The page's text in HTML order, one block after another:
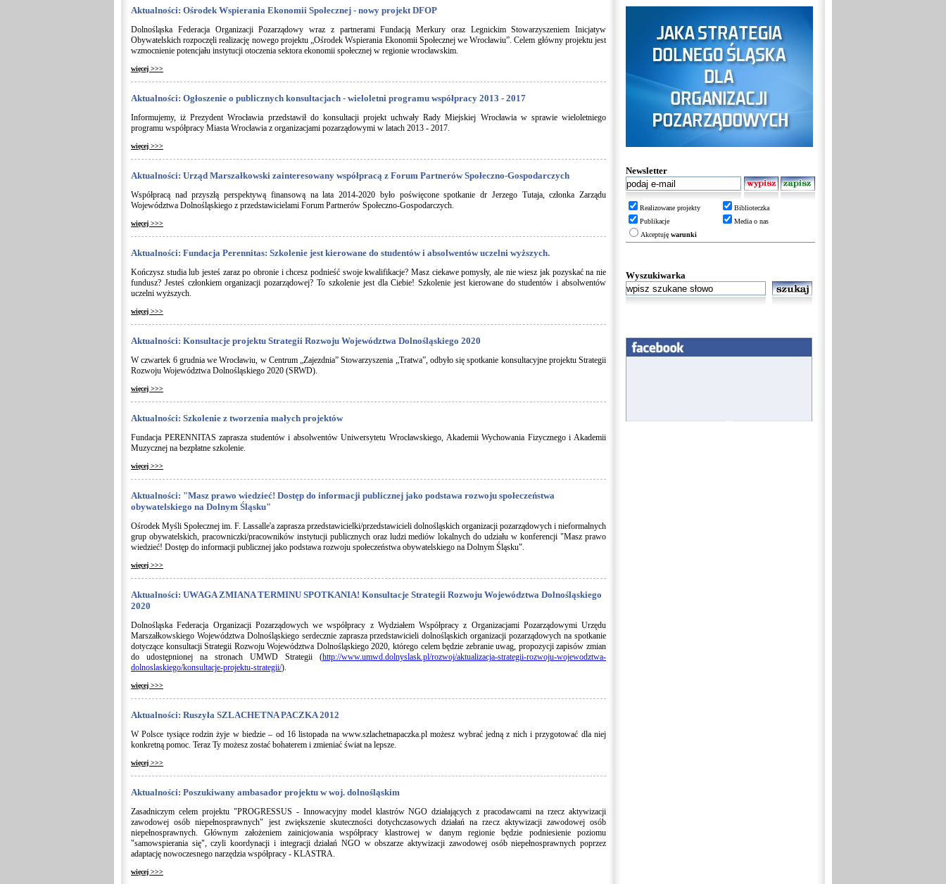
Aktualności: Ośrodek Wspierania Ekonomii Społecznej - nowy projekt DFOP
Dolnośląska Federacja Organizacji Pozarządowy wraz z partnerami Fundacją Merkury oraz Legnickim Stowarzyszeniem Inicjatyw
Obywatelskich rozpoczęli realizację nowego projektu „Ośrodek Wspierania Ekonomii Społecznej we Wrocławiu”. Celem główny projektu jest
wzmocnienie potencjału instytucji otoczenia sektora ekonomii społecznej w regionie wrocławskim.
więcej >>>
Aktualności: Ogłoszenie o publicznych konsultacjach - wieloletni programu współpracy 2013 - 2017
Informujemy, iż Prezydent Wrocławia przedstawił do konsultacji projekt uchwały Rady Miejskiej Wrocławia w sprawie wieloletniego
programu współpracy Miasta Wrocławia z organizacjami pozarządowymi w latach 2013 - 2017.
więcej >>>
Aktualności: Urząd Marszałkowski zainteresowany współpracą z Forum Partnerów Społeczno-Gospodarczych
Współpracą nad przyszłą perspektywą finansową na lata 2014-2020 było poświęcone spotkanie dr Jerzego Tutaja, członka Zarządu
Województwa Dolnośląskiego z przedstawicielami Forum Partnerów Społeczno-Gospodarczych.
więcej >>>
Aktualności: Fundacja Perennitas: Szkolenie jest kierowane do studentów i absolwentów uczelni wyższych.
Kończysz studia lub jesteś zaraz po obronie i chcesz podnieść swoje kwalifikacje? Masz ciekawe pomysły, ale nie wiesz jak pozyskać na nie
fundusz? Jesteś członkiem organizacji pozarządowej? To szkolenie jest dla Ciebie! Szkolenie jest kierowane do studentów i absolwentów
uczelni wyższych.
więcej >>>
Aktualności: Konsultacje projektu Strategii Rozwoju Województwa Dolnośląskiego 2020
W czwartek 6 grudnia we Wrocławiu, w Centrum „Zajezdnia” Stowarzyszenia „Tratwa”, odbyło się spotkanie konsultacyjne projektu Strategii
Rozwoju Województwa Dolnośląskiego 2020 (SRWD).
więcej >>>
Aktualności: Szkolenie z tworzenia małych projektów
Fundacja PERENNITAS zaprasza studentów i absolwentów Uniwersytetu Wrocławskiego, Akademii Wychowania Fizycznego i Akademii
Muzycznej na bezpłatne szkolenie.
więcej >>>
Aktualności: "Masz prawo wiedzieć! Dostęp do informacji publicznej jako podstawa rozwoju społeczeństwa
obywatelskiego na Dolnym Śląsku"
Ośrodek Myśli Społecznej im. F. Lassalle'a zaprasza przedstawicielki/przedstawicieli dolnośląskich organizacji pozarządowych i nieformalnych
grup obywatelskich, pracowniczki/pracowników instytucji publicznych oraz ludzi mediów lokalnych do udziału w konferencji "Masz prawo
wiedzieć! Dostęp do informacji publicznej jako podstawa rozwoju społeczeństwa obywatelskiego na Dolnym Śląsku".
więcej >>>
Aktualności: UWAGA ZMIANA TERMINU SPOTKANIA! Konsultacje Strategii Rozwoju Województwa Dolnośląskiego
2020
Dolnośląska Federacja Organizacji Pozarządowych we współpracy z Wydziałem Współpracy z Organizacjami Pozarządowymi Urzędu
Marszałkowskiego Województwa Dolnośląskiego serdecznie zaprasza przedstawicieli dolnośląskich organizacji pozarządowych na spotkanie
dotyczące konsultacji Strategii Rozwoju Województwa Dolnośląskiego 2020, którego celem będzie zebranie uwag, propozycji zapisów zmian
do udostępnionej na stronach UMWD Strategii (http://www.umwd.dolnyslask.pl/rozwoj/aktualizacja-strategii-rozwoju-wojewodztwa-
dolnoslaskiego/konsultacje-projektu-strategii/).
więcej >>>
Aktualności: Ruszyła SZLACHETNA PACZKA 2012
W Polsce tysiące rodzin żyje w biedzie – od 16 listopada na www.szlachetnapaczka.pl możesz wybrać jedną z nich i przygotować dla niej
konkretną pomoc. Teraz Ty możesz zostać bohaterem i zmieniać świat na lepsze.
więcej >>>
Aktualności: Poszukiwany ambasador projektu w woj. dolnośląskim
Zasadniczym celem projektu "PROGRESSUS - Innowacyjny model klastrów NGO działających z pracodawcami na rzecz aktywizacji
zawodowej osób niepełnosprawnych" jest zwiększenie skuteczności dotychczasowych działań na rzecz aktywizacji zawodowej osób
niepełnosprawnych. Głównym założeniem zainicjowania współpracy klastrowej w danym regionie będzie podniesienie poziomu
"samowspierania się", czyli koordynacji i integracji działań NGO w obszarze aktywizacji zawodowej osób niepełnosprawnych poprzez
adaptację nowoczesnego narzędzia współpracy - KLASTRA.
więcej >>>
Newsletter
Realizowane projekty
Biblioteczka
Publikacje
Media o nas
Akceptuję warunki
Wyszukiwarka